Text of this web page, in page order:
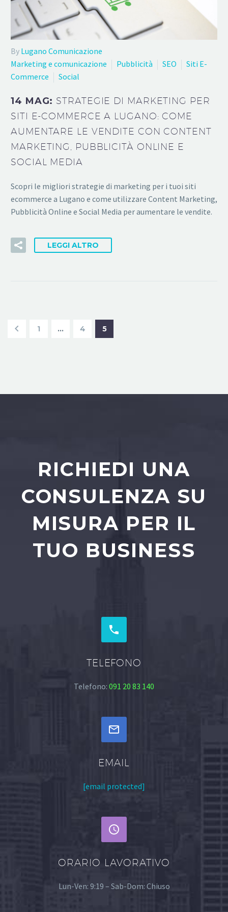
By Lugano Comunicazione
Marketing e comunicazione
Pubblicità SEO
Siti E-
Commerce
Social
14 MAG: STRATEGIE DI MARKETING PER
SITI E-COMMERCE A LUGANO: COME
AUMENTARE LE VENDITE CON CONTENT
MARKETING, PUBBLICITÀ ONLINE E
SOCIAL MEDIA
Scopri le migliori strategie di marketing per i tuoi siti
ecommerce a Lugano e come utilizzare Content Marketing,
Pubblicità Online e Social Media per aumentare le vendite.
LEGGI ALTRO
1 … 4 5
RICHIEDI UNA
CONSULENZA SU
MISURA PER IL
TUO BUSINESS


TELEFONO
Telefono: 091 20 83 140


EMAIL
[email protected]


ORARIO LAVORATIVO
Lun-Ven: 9:19 – Sab-Dom: Chiuso